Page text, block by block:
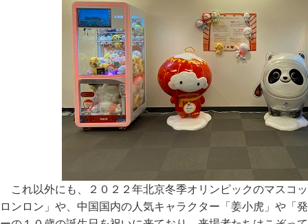
これ以外にも、２０２２年北京冬季オリンピックのマスコ
ロンロン」や、中国国内の人気キャラクター「姜小虎」や「